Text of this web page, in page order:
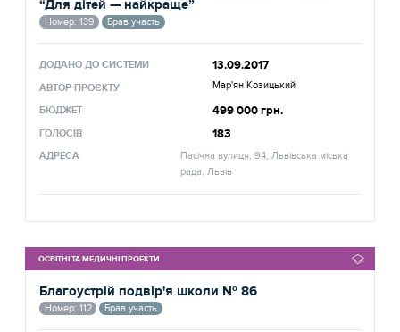
“Для дітей — найкраще”
Номер: 139 Брав участь
ДОДАНО ДО СИСТЕМИ 13.09.2017
АВТОР ПРОЄКТУ Мар'ян Козицький
БЮДЖЕТ 499 000 грн.
ГОЛОСІВ 183
АДРЕСА
Пасічна вулиця, 94, Львівська міська
рада, Львів
ОСВІТНІ ТА МЕДИЧНІ ПРОЕКТИ
Благоустрій подвір'я школи № 86
Номер: 112 Брав участь